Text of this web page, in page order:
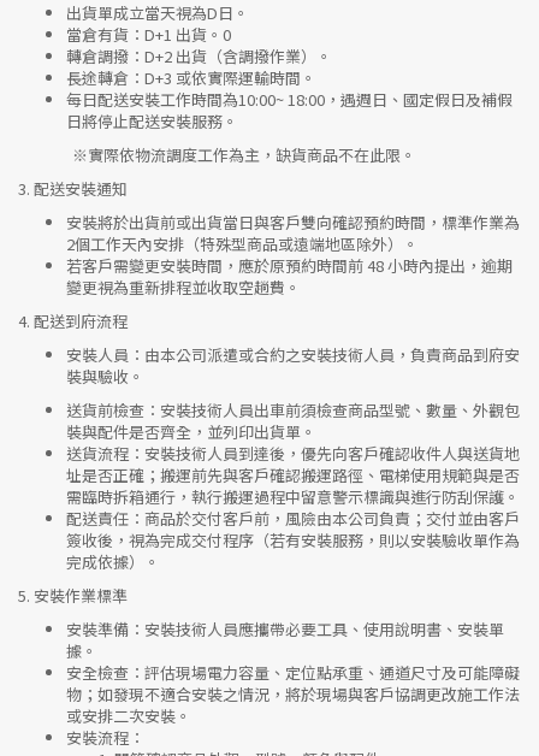
出貨單成立當天視為D日。
當倉有貨： D+1 出貨。0
轉倉調撥： D+2 出貨（含調撥作業）。
長途轉倉： D+3 或依實際運輸時間。
每日配送安裝工作時間為10:00~ 18:00，遇週日、國定假日及補假
日將停止配送安裝服務。
※實際依物流調度工作為主，缺貨商品不在此限。
3. 配送安裝通知
安裝將於出貨前或出貨當日與客戶雙向確認預約時間，標準作業為
2個工作天內安排（特殊型商品或遠端地區除外）。
若客戶需變更安裝時間，應於原預約時間前 48 小時內提出，逾期
變更視為重新排程並收取空趟費。
4. 配送到府流程
安裝人員 ：由本公司派遣或合約之安裝技術人員，負責商品到府安
裝與驗收。
送貨前檢查 ：安裝技術人員出車前須檢查商品型號、數量、外觀包
裝與配件是否齊全，並列印出貨單。
送貨流程 ：安裝技術人員到達後，優先向客戶確認收件人與送貨地
址是否正確；搬運前先與客戶確認搬運路徑、電梯使用規範與是否
需臨時拆箱通行，執行搬運過程中留意警示標識與進行防刮保護。
配送責任 ：商品於交付客戶前，風險由本公司負責；交付並由客戶
簽收後，視為完成交付程序（若有安裝服務，則以安裝驗收單作為
完成依據）。
5. 安裝作業標準
安裝準備 ：安裝技術人員應攜帶必要工具、使用說明書、安裝單
據。
安全檢查 ：評估現場電力容量、定位點承重、通道尺寸及可能障礙
物；如發現不適合安裝之情況，將於現場與客戶協調更改施工作法
或安排二次安裝。
安裝流程 ：